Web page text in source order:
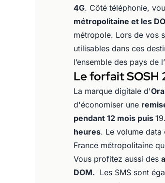
4G. Côté téléphonie,
métropolitaine et les
métropole. Lors de vos
utilisables dans ces
l’ensemble des pays de
Le forfait SOSH
La marque digitale d'
d'économiser une
pendant 12 mois puis
heures. Le volume data
France métropolitaine
Vous profitez aussi des
DOM. Les SMS sont